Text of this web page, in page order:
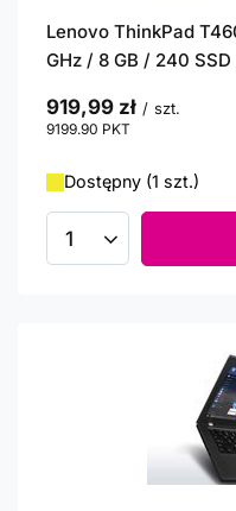
Lenovo ThinkPad
GHz / 8 GB / 240
919,99 zł / szt.
9199.90 PKT
Dostępny (1 szt.)
Ilość produktów